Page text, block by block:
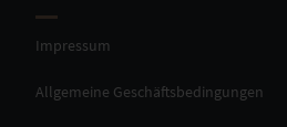
Impressum
Allgemeine Geschäftsbedingungen